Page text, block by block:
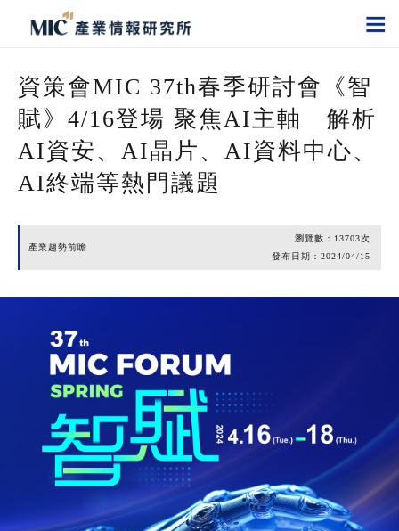
資策會MIC 37th春季研討會《智
賦》4/16登場 聚焦AI主軸 解析
AI資安、AI晶片、AI資料中心、
AI終端等熱門議題
產業趨勢前瞻
瀏覽數： 13703次
發布日期： 2024/04/15